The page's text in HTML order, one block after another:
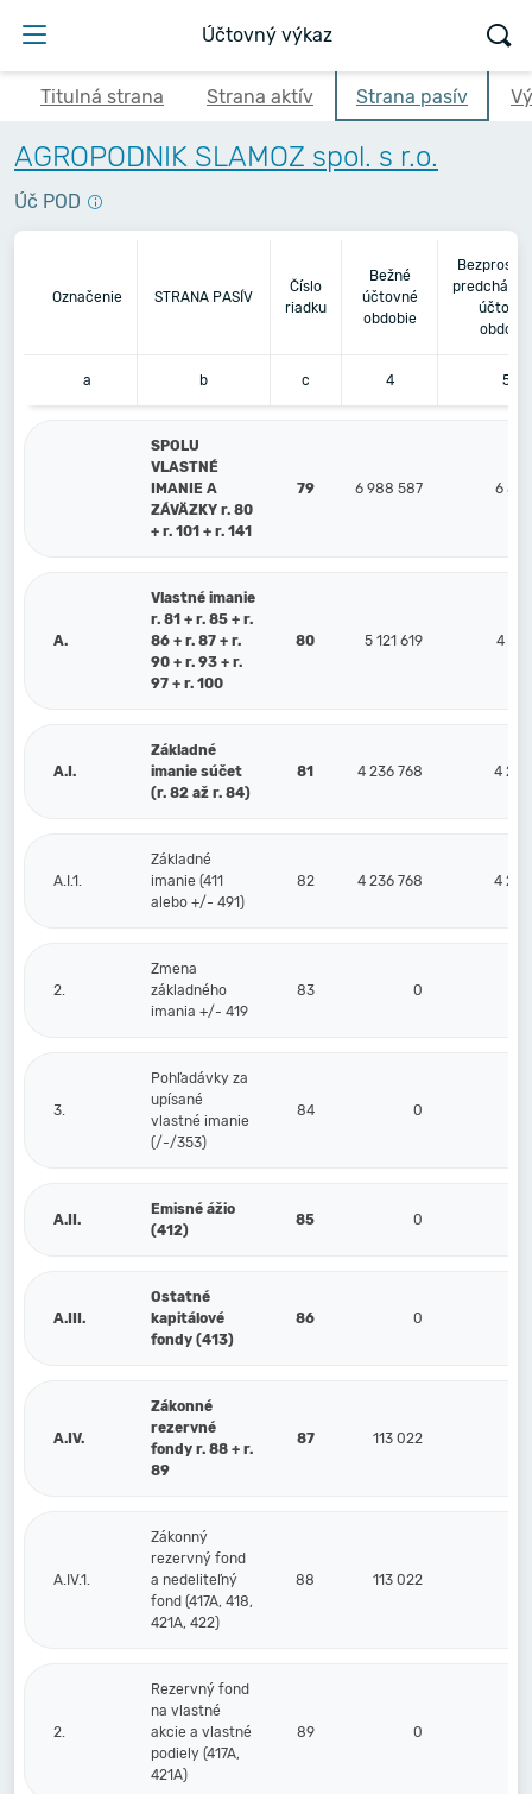
Účtovný výkaz
Titulná strana Strana aktív Strana pasív
AGROPODNIK SLAMOZ spol. s r.o.
Úč POD
Označenie STRANA PASÍV
Číslo
riadku
Bežné
účtovné
obdobie
obdobie
a b c 4 5
SPOLU
VLASTNÉ
IMANIE A
ZÁVÄZKY r. 80
+ r. 101 + r. 141
79 6 988 587 6
A.
Vlastné imanie
r. 81 + r. 85 + r.
86 + r. 87 + r.
90 + r. 93 + r.
97 + r. 100
80 5 121 619 4
A.I.
Základné
imanie súčet
(r. 82 až r. 84)
81 4 236 768 4
A.I.1.
Základné
imanie (411
alebo +/- 491)
82 4 236 768 4
2.
Zmena
základného
imania +/- 419
83 0
3.
Pohľadávky za
upísané
vlastné imanie
(/-/353)
84 0
A.II.
Emisné ážio
(412)
85 0
A.III.
Ostatné
kapitálové
fondy (413)
86 0
A.IV.
Zákonné
rezervné
fondy r. 88 + r.
89
87 113 022
A.IV.1.
Zákonný
rezervný fond
a nedeliteľný
fond (417A, 418,
421A, 422)
88 113 022
2.
Rezervný fond
na vlastné
akcie a vlastné
podiely (417A,
421A)
89 0